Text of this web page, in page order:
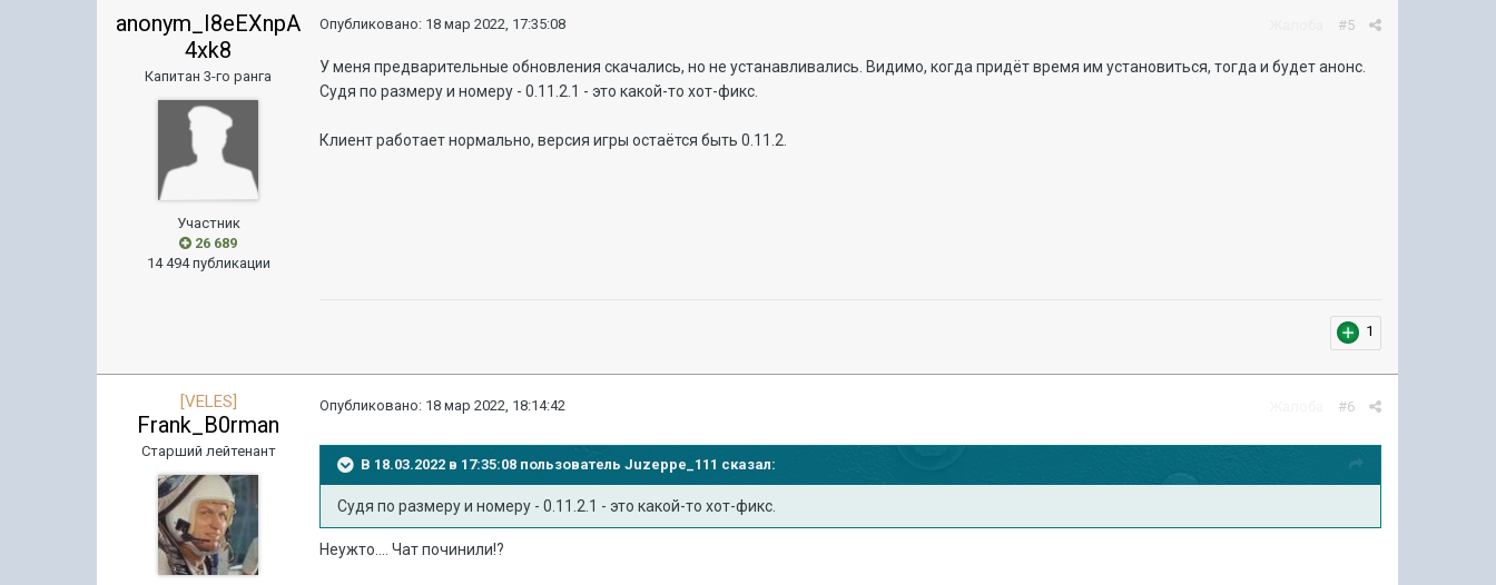
anonym_I8eEXnpA
4xk8
Капитан 3-го ранга
Участник
26 689
14 494 публикации
#5
Опубликовано: 18 мар 2022, 17:35:08
У меня предварительные обновления скачались, но не устанавливались. Видимо, когда придёт время им установиться, тогда и будет анонс.
Судя по размеру и номеру - 0.11.2.1 - это какой-то хот-фикс.
Клиент работает нормально, версия игры остаётся быть 0.11.2.
1
[VELES]
Frank_B0rman
Старший лейтенант
#6
Опубликовано: 18 мар 2022, 18:14:42
В 18.03.2022 в 17:35:08 пользовательJuzeppe_111 сказал:
Судя по размеру и номеру - 0.11.2.1 - это какой-то хот-фикс.
Неужто.... Чат починили!?